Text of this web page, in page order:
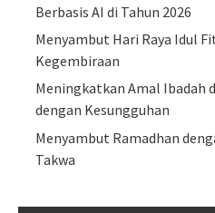
Berbasis AI di Tahun 2026
Menyambut Hari Raya Idul
Kegembiraan
Meningkatkan Amal Ibadah
dengan Kesungguhan
Menyambut Ramadhan
Takwa